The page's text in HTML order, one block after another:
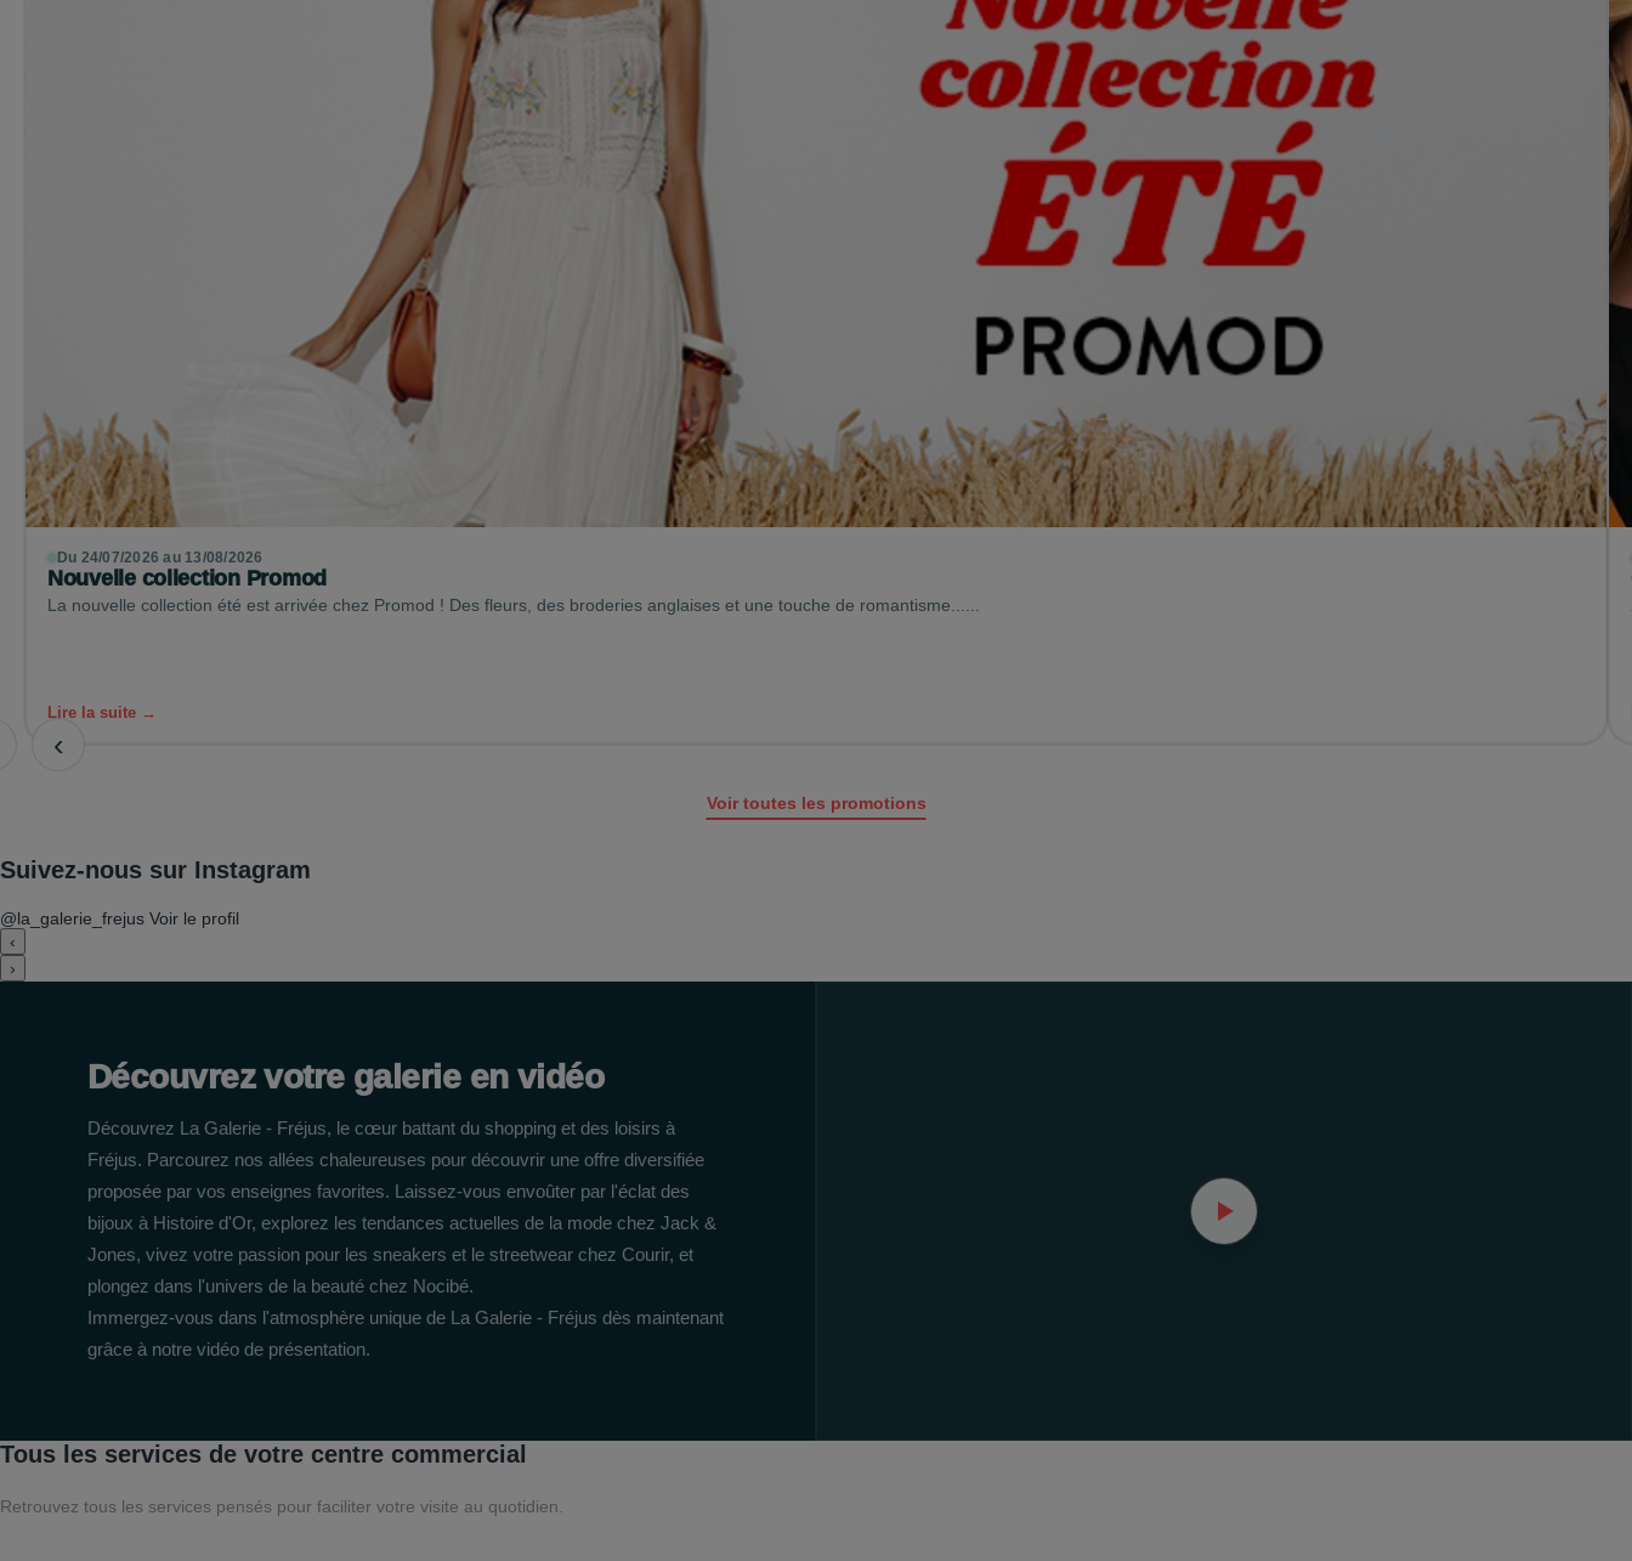
Du 24/07/2026 au 13/08/2026
Nouvelle collection Promod
La nouvelle collection été est arrivée chez Promod ! Des fleurs, des broderies anglaises et une touche de romantisme......
Lire la suite →
‹
Voir toutes les promotions
Suivez-nous sur Instagram
@la_galerie_frejus Voir le profil
‹
›
Découvrez votre galerie en vidéo
Découvrez La Galerie - Fréjus, le cœur battant du shopping et des loisirs à
Fréjus. Parcourez nos allées chaleureuses pour découvrir une offre diversifiée
proposée par vos enseignes favorites. Laissez-vous envoûter par l'éclat des
bijoux à Histoire d'Or, explorez les tendances actuelles de la mode chez Jack &
Jones, vivez votre passion pour les sneakers et le streetwear chez Courir, et
plongez dans l'univers de la beauté chez Nocibé.
Immergez-vous dans l'atmosphère unique de La Galerie - Fréjus dès maintenant
grâce à notre vidéo de présentation.
Tous les services de votre centre commercial
Retrouvez tous les services pensés pour faciliter votre visite au quotidien.